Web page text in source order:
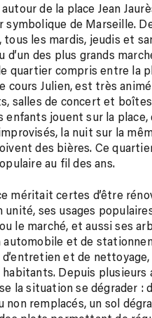
de la place Jean
symbolique de Marseille.
tous les mardis, jeudis et
d’un des plus grands
quartier compris entre la
cours Julien, est très
salles de concert et
enfants jouent sur la
la nuit sur la
des bières. Ce
au fil des ans.
méritait certes d’être
unité, ses usages
le marché, et aussi ses
et de
d’entretien et de
Depuis plusieurs
la situation se dégrader :
non remplacés, un sol